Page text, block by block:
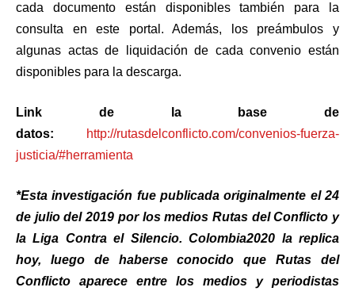
cada documento están disponibles también para la
consulta en este portal. Además, los preámbulos y
algunas actas de liquidación de cada convenio están
disponibles para la descarga.
Link de la base de
datos:
http://rutasdelconflicto.com/convenios-fuerza-
justicia/#herramienta
*Esta investigación fue publicada originalmente el 24
de julio del 2019 por los medios Rutas del Conflicto y
la Liga Contra el Silencio. Colombia2020 la replica
hoy, luego de haberse conocido que Rutas del
Conflicto aparece entre los medios y periodistas